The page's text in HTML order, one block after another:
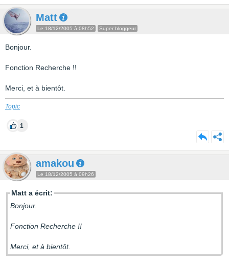
Matt
Le 18/12/2005 à 08h52 Super bloggeur
Bonjour.
Fonction Recherche !!
Merci, et à bientôt.
Topic
1
amakou
Le 18/12/2005 à 09h26
Matt a écrit:
Bonjour.
Fonction Recherche !!
Merci, et à bientôt.